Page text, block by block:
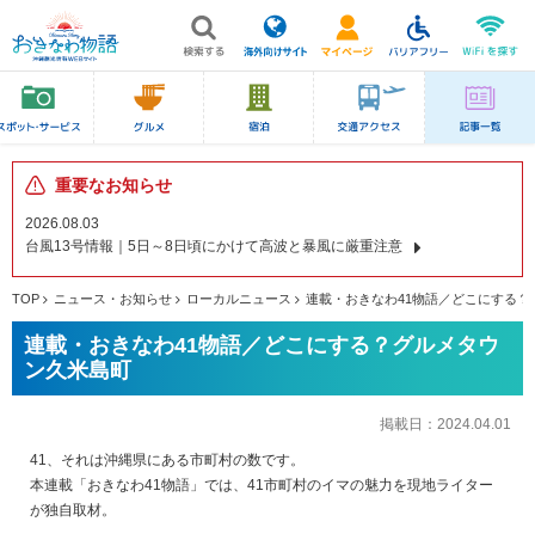
重要なお知らせ
2026.08.03
台風13号情報｜5日～8日頃にかけて高波と暴風に厳重注意
TOP ニュース・お知らせ ローカルニュース 連載・おきなわ41物語／どこにする
連載・おきなわ41物語／どこにする？グルメタウ
ン久米島町
掲載日： 2024.04.01
41、それは沖縄県にある市町村の数です。
本連載「おきなわ41物語」では、41市町村のイマの魅力を現地ライター
が独自取材。